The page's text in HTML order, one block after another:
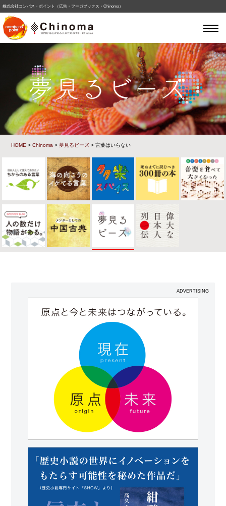
株式会社コンパス・ポイント（広告・フーガブックス・Chinoma）
HOME >Chinoma >夢見るビーズ > 言葉はいらない
ADVERTISING